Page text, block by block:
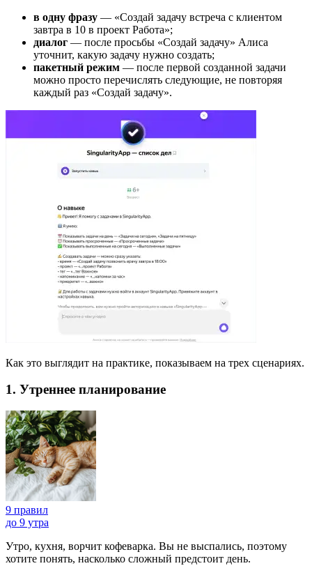
в одну фразу — «Создай задачу встреча с клиентом
завтра в 10 в проект Работа»;
диалог — после просьбы «Создай задачу» Алиса
уточнит, какую задачу нужно создать;
пакетный режим — после первой созданной задачи
можно просто перечислять следующие, не повторяя
каждый раз «Создай задачу».
Как это выглядит на практике, показываем на трех сценариях.
1. Утреннее планирование
9 правил
до 9 утра
Утро, кухня, ворчит кофеварка. Вы не выспались, поэтому
хотите понять, насколько сложный предстоит день.